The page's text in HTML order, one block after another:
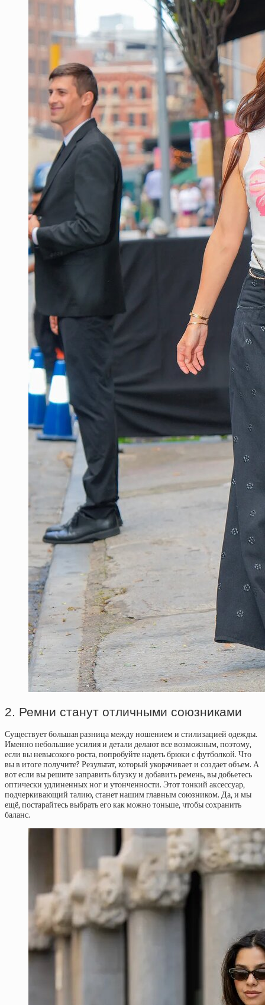
2. Ремни станут отличными союзниками
Существует большая разница между ношением и стилизацией одежды.
Именно небольшие усилия и детали делают все возможным, поэтому,
если вы невысокого роста, попробуйте надеть брюки с футболкой. Что
вы в итоге получите? Результат, который укорачивает и создает объем. А
вот если вы решите заправить блузку и добавить ремень, вы добьетесь
оптически удлиненных ног и утонченности. Этот тонкий аксессуар,
подчеркивающий талию, станет нашим главным союзником. Да, и мы
ещё, постарайтесь выбрать его как можно тоньше, чтобы сохранить
баланс.